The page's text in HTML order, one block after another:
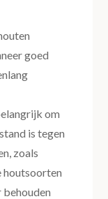
goed
om
is tegen
zoals
houtsoorten
behouden